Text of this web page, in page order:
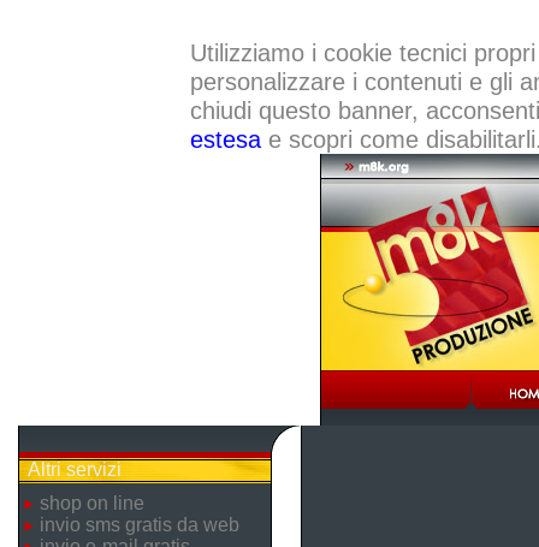
Utilizziamo i cookie tecnici
personalizzare i contenuti e gli
chiudi questo banner,
estesae scopri come
Altri servizi
shop on line
invio sms gratis da web